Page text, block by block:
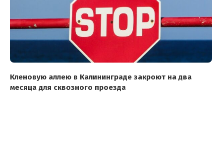
Кленовую аллею в Калининграде закроют на два
месяца для сквозного проезда